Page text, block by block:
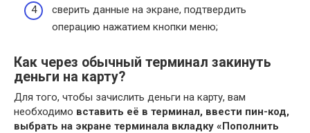
сверить данные на экране, подтвердить
операцию нажатием кнопки меню;
Как через обычный терминал закинуть
деньги на карту?
Для того, чтобы зачислить деньги на карту, вам
необходимо вставить её в терминал, ввести пин-код,
выбрать на экране терминала вкладку «Пополнить